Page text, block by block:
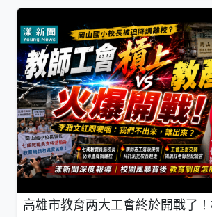
高雄市教育两大工會終於開戰了